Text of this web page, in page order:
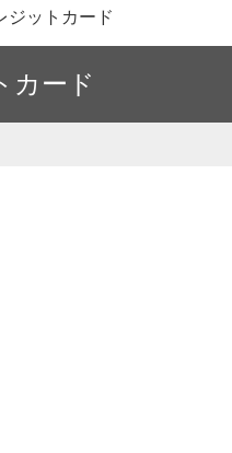
ジットカード
カード